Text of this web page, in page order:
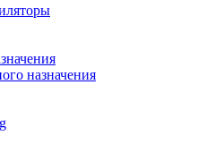
назначения